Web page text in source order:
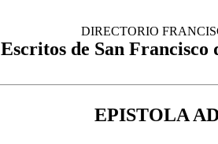
DIRECTORIO
Escritos de San Francisco
EPISTOLA